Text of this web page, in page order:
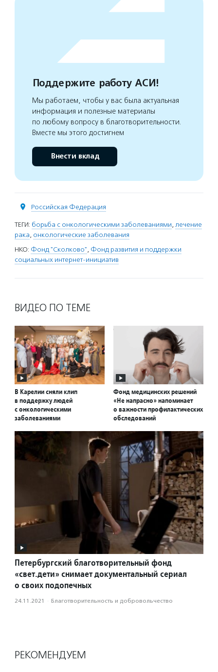
Поддержите работу АСИ!
Мы работаем, чтобы у вас была актуальная
информация и полезные материалы
по любому вопросу в благотворительности.
Вместе мы этого достигнем
Внести вклад
Российская Федерация
ТЕГИ: борьба с онкологическими заболеваниями, лечение
рака, онкологические заболевания
НКО: Фонд "Сколково", Фонд развития и поддержки
социальных интернет-инициатив
ВИДЕО ПО ТЕМЕ
В Карелии сняли клип
в поддержку людей
с онкологическими
заболеваниями
Фонд медицинских решений
«Не напрасно» напоминает
о важности профилактических
обследований
Петербургский благотворительный фонд
«свет.дети» снимает документальный сериал
о своих подопечных
24.11.2021 · Благотвори­тель­ность и доброволь­чест­во
РЕКОМЕНДУЕМ